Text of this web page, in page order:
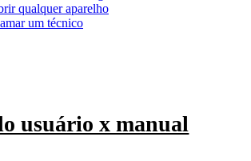
qualquer aparelho
um técnico
usuário x manual